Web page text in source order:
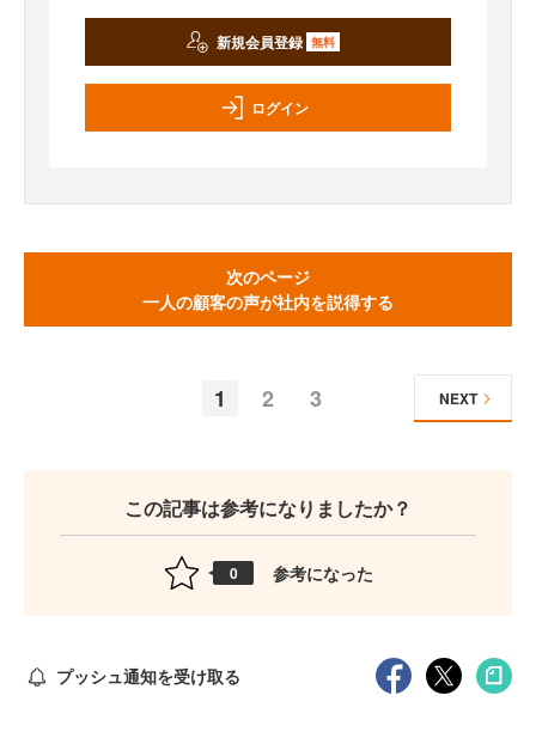
新規会員登録 無料
ログイン
次のページ
一人の顧客の声が社内を説得する
1 2 3 NEXT
この記事は参考になりましたか？
0 参考になった
プッシュ通知を受け取る